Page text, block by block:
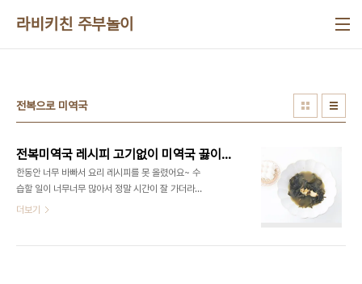
라비키친 주부놀이
전복으로 미역국
전복미역국 레시피 고기없이 미역국 끓이는 방법 미역국 종류 재료 간
한동안 너무 바빠서 요리 레시피를 못 올렸어요~ 수
습할 일이 너무너무 많아서 정말 시간이 잘 가더라고
요 그래도 아직 다 끝난 건 아닌데 열심히 해봐야겠다
더보기